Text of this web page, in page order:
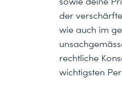
der
wie auch im
rechtliche
wichtigsten